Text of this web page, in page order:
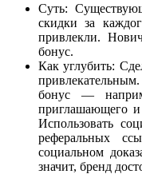
Суть:
скидки за
привлекли.
бонус.
Как углубить:
бонус —
приглашающего
Использовать
реферальных
социальном
значит, бренд